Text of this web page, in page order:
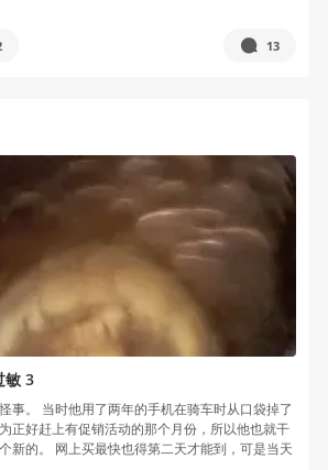
13
敏 3
事。 当时他用了两年的手机在骑车时从口袋掉了
正好赶上有促销活动的那个月份，所以他也就干
新的。 网上买最快也得第二天才能到，可是当天